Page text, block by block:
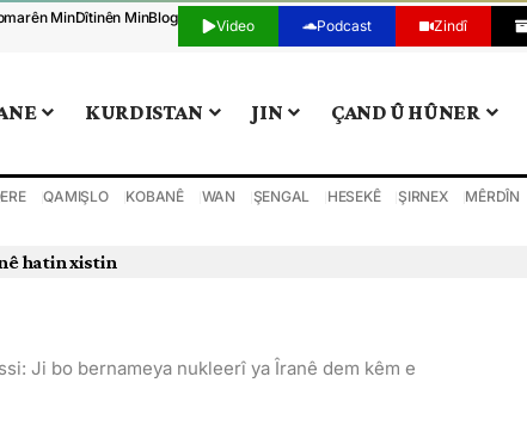
MinDîtinên MinBlog Video Podcast Zindî
KURDISTAN JIN ÇAND Û HÛNER
QAMIŞLO KOBANÊ WAN ŞENGAL HESEKÊ ŞIRNEX MÊRDÎN
xistin
Ji bo bernameya nukleerî ya Îranê dem kêm e